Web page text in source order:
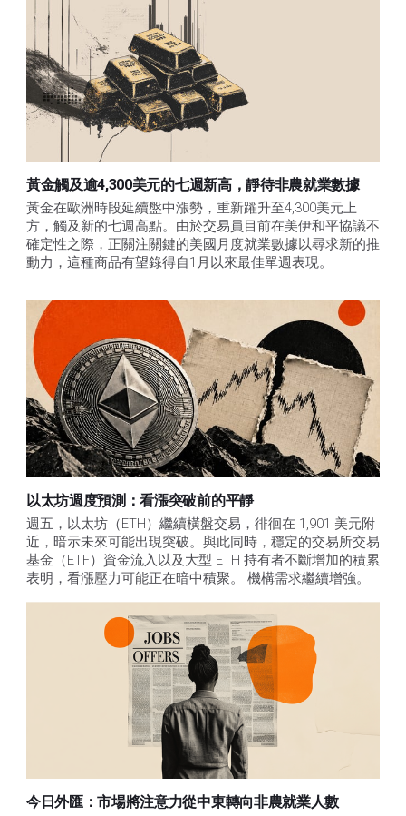
黃金觸及逾4,300美元的七週新高，靜待非農就業數據
黃金在歐洲時段延續盤中漲勢，重新躍升至4,300美元上
方，觸及新的七週高點。由於交易員目前在美伊和平協議不
確定性之際，正關注關鍵的美國月度就業數據以尋求新的推
動力，這種商品有望錄得自1月以來最佳單週表現。
以太坊週度預測：看漲突破前的平靜
週五，以太坊（ETH）繼續橫盤交易，徘徊在 1,901 美元附
近，暗示未來可能出現突破。與此同時，穩定的交易所交易
基金（ETF）資金流入以及大型 ETH 持有者不斷增加的積累
表明，看漲壓力可能正在暗中積聚。 機構需求繼續增強。
今日外匯：市場將注意力從中東轉向非農就業人數